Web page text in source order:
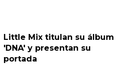
Little Mix titulan su álbum
'DNA' y presentan su
portada